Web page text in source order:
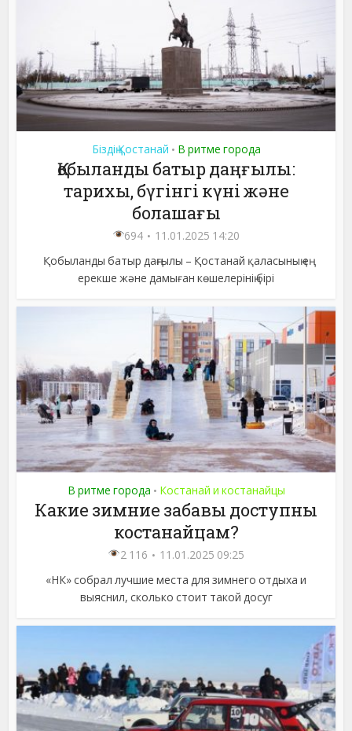
Біздің Қостанай • В ритме города
Қобыланды батыр даңғылы:
тарихы, бүгінгі күні және
болашағы
694
11.01.2025 14:20
Қобыланды батыр даңғылы – Қостанай қаласының ең
ерекше және дамыған көшелерінің бірі
В ритме города • Костанай и костанайцы
Какие зимние забавы доступны
костанайцам?
2 116
11.01.2025 09:25
«НК» собрал лучшие места для зимнего отдыха и
выяснил, сколько стоит такой досуг